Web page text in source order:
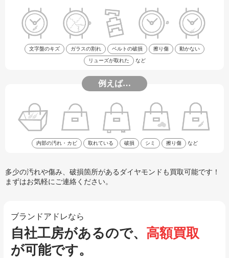
文字盤のキズ ガラスの割れ ベルトの破損 擦り傷 動かない
リューズが取れた など
例えば…
内部の汚れ・カビ 取れている 破損 シミ 擦り傷 など
多少の汚れや傷み、破損箇所があるダイヤモンドも買取可能です！
まずはお気軽にご連絡ください。
ブランドアドレなら
自社工房があるので、 高額買取
が可能です。